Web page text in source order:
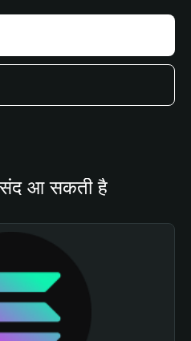
आ सकती है